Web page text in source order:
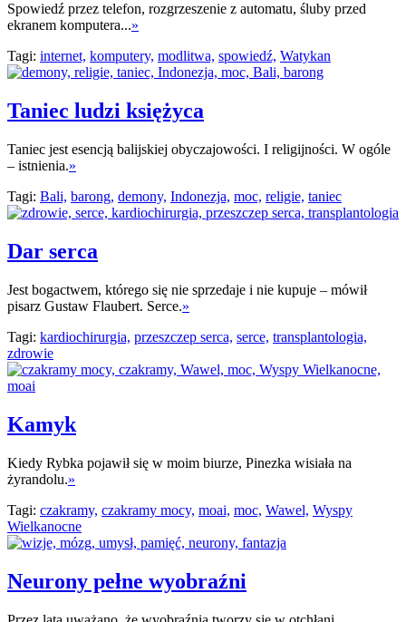
Spowiedź przez telefon, rozgrzeszenie z automatu, śluby przed
ekranem komputera...»
Tagi: internet, komputery, modlitwa, spowiedź, Watykan
Taniec ludzi księżyca
Taniec jest esencją balijskiej obyczajowości. I religijności. W ogóle
– istnienia.»
Tagi: Bali, barong, demony, Indonezja, moc, religie, taniec
Dar serca
Jest bogactwem, którego się nie sprzedaje i nie kupuje – mówił
pisarz Gustaw Flaubert. Serce.»
Tagi: kardiochirurgia, przeszczep serca, serce, transplantologia,
zdrowie
Kamyk
Kiedy Rybka pojawił się w moim biurze, Pinezka wisiała na
żyrandolu.»
Tagi: czakramy, czakramy mocy, moai, moc, Wawel, Wyspy
Wielkanocne
Neurony pełne wyobraźni